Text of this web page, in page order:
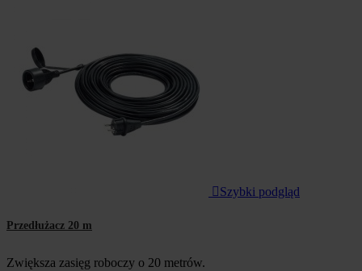
 Szybki podgląd
Przedłużacz 20 m
Zwiększa zasięg roboczy o 20 metrów.